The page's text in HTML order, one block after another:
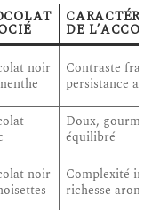
DE
noir
Contraste
persistance
Doux,
équilibré
noir
Complexité
richesse